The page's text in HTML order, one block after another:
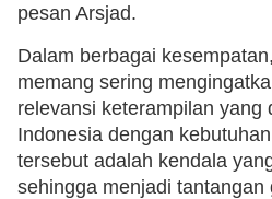
pesan Arsjad.
Dalam berbagai
memang sering
relevansi keterampilan yang
Indonesia dengan
tersebut adalah kendala
sehingga menjadi tantangan